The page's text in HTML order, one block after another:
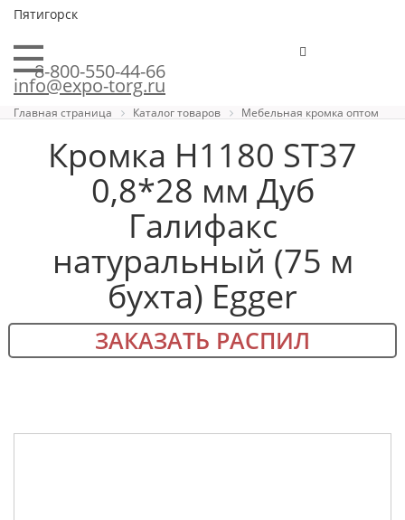
Пятигорск
8-800-550-44-66
info@expo-torg.ru
Главная страница Каталог товаров Мебельная кромка оптом
Кромка H1180 ST37
0,8*28 мм Дуб
Галифакс
натуральный (75 м
бухта) Egger
ЗАКАЗАТЬ РАСПИЛ